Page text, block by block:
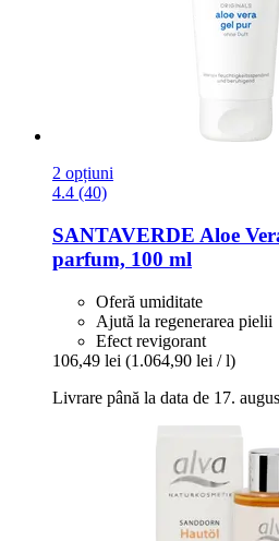
2 opțiuni
4.4 (40)
SANTAVERDE Aloe
parfum, 100 ml
Oferă umiditate
Ajută la regenerarea pielii
Efect revigorant
106,49 lei (1.064,90 lei / l)
Livrare până la data de 17.